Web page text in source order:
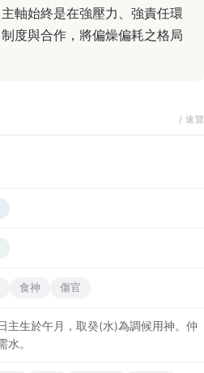
軸始終是在強壓力、強責任環
度與合作，將偏燥偏耗之格局
/速覽
食神 傷官
主生於午月，取癸(水)為調候用神。仲
水。